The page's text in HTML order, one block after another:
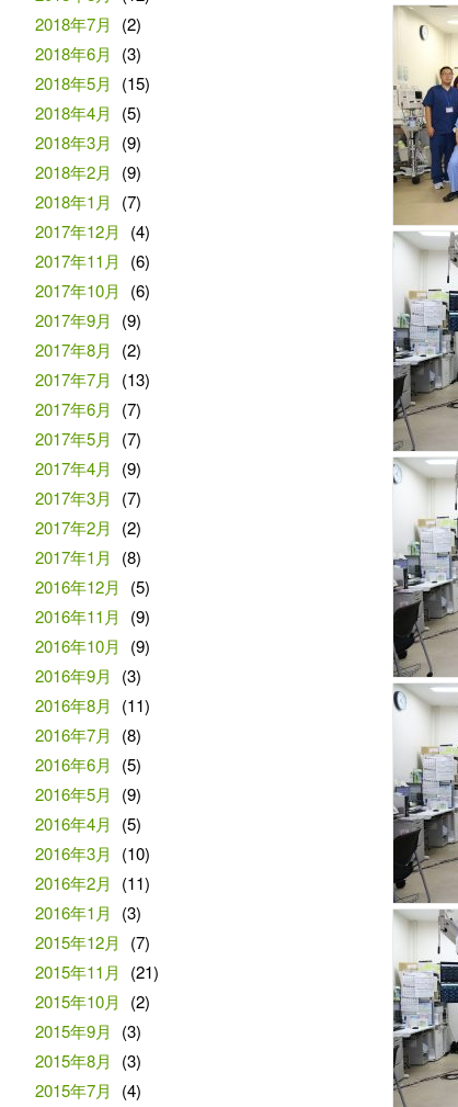
2018年7月
(2)
2018年6月
(3)
2018年5月
(15)
2018年4月
(5)
2018年3月
(9)
2018年2月
(9)
2018年1月
(7)
2017年12月
(4)
2017年11月
(6)
2017年10月
(6)
2017年9月
(9)
2017年8月
(2)
2017年7月
(13)
2017年6月
(7)
2017年5月
(7)
2017年4月
(9)
2017年3月
(7)
2017年2月
(2)
2017年1月
(8)
2016年12月
(5)
2016年11月
(9)
2016年10月
(9)
2016年9月
(3)
2016年8月
(11)
2016年7月
(8)
2016年6月
(5)
2016年5月
(9)
2016年4月
(5)
2016年3月
(10)
2016年2月
(11)
2016年1月
(3)
2015年12月
(7)
2015年11月
(21)
2015年10月
(2)
2015年9月
(3)
2015年8月
(3)
2015年7月
(4)